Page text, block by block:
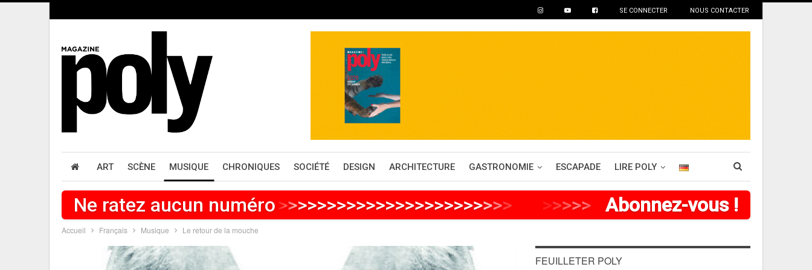
SE CONNECTER NOUS CONTACTER
ART SCÈNE MUSIQUE CHRONIQUES SOCIÉTÉ DESIGN ARCHITECTURE GASTRONOMIE ESCAPADE LIRE POLY
Ne ratez aucun numéro >>>>>>>>>>>>>>>>>>>>>>>> >>>> Abonnez-vous !
Accueil Français Musique Le retour de la mouche
FEUILLETER POLY